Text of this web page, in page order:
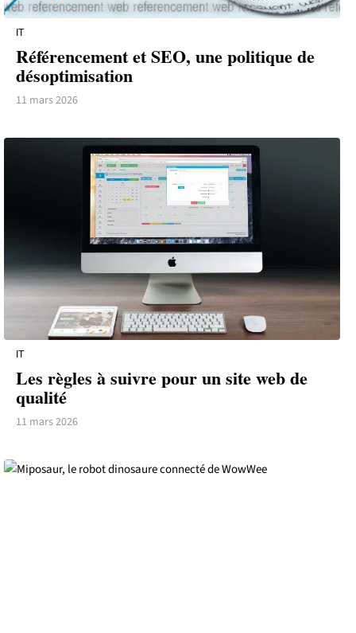
IT
Référencement et SEO, une politique de
désoptimisation
11 mars 2026
IT
Les règles à suivre pour un site web de
qualité
11 mars 2026